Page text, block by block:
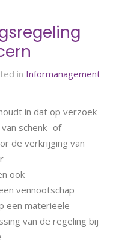
in Informanagement
in dat op verzoek
schenk- of
de verkrijging van
ook
vennootschap
een materiëele
van de regeling bij